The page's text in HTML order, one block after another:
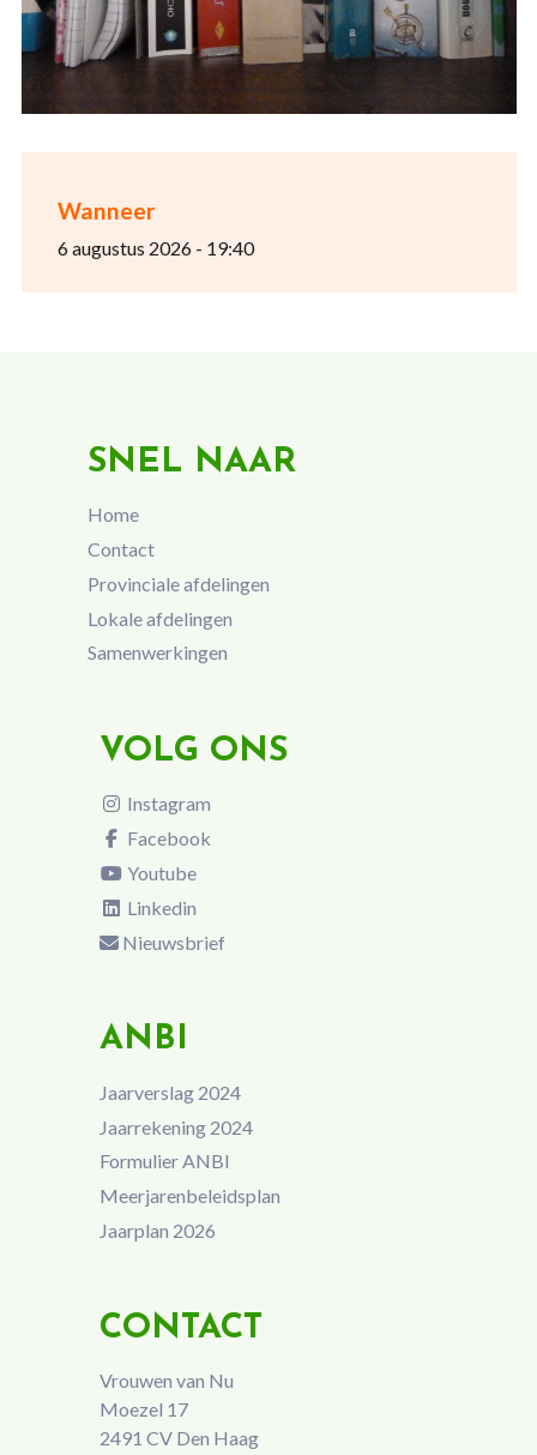
Wanneer
6 augustus 2026 - 19:40
SNEL NAAR
Home
Contact
Provinciale afdelingen
Lokale afdelingen
Samenwerkingen
VOLG ONS
Instagram
Facebook
Youtube
Linkedin
Nieuwsbrief
ANBI
Jaarverslag 2024
Jaarrekening 2024
Formulier ANBI
Meerjarenbeleidsplan
Jaarplan 2026
CONTACT
Vrouwen van Nu
Moezel 17
2491 CV Den Haag